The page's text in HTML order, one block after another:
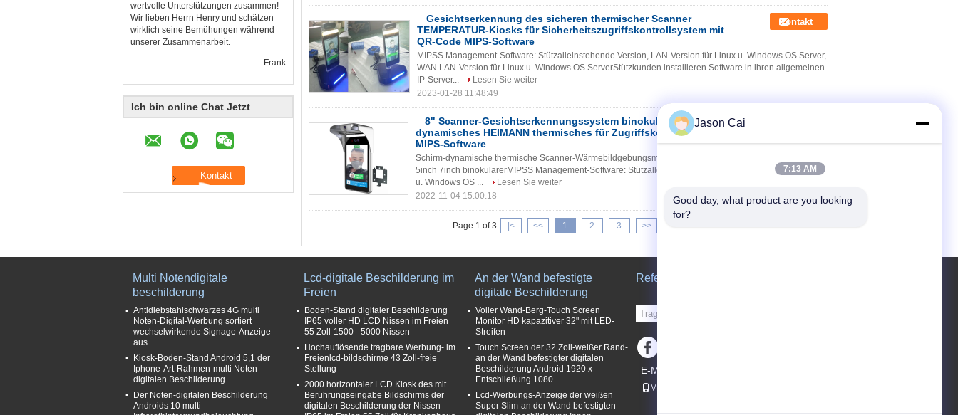
wertvolle Unterstützungen zusammen!
Wir lieben Herrn Henry und schätzen
wirklich seine Bemühungen während
unserer Zusammenarbeit.
—— Frank
Ich bin online Chat Jetzt
Gesichtserkennung des sicheren thermischer Scanner
TEMPERATUR-Kiosks für Sicherheitszugriffskontrollsystem mit
QR-Code MIPS-Software
Kontakt
MIPSS Management-Software: Stützalleinstehende Version, LAN-Version für Linux u. Windows OS Server,
WAN LAN-Version für Linux u. Windows OS ServerStützkunden installieren Software in ihren allgemeinen
IP-Server...
Lesen Sie weiter
2023-01-28 11:48:49
8" Scanner-Gesichtserkennungssystem binokulare Kamera LCD
dynamisches HEIMANN thermisches für Zugriffskontrolle mit
MIPS-Software
Schirm-dynamische thermische Scanner-Wärmebildgebungsmodul-Zugriffskontrollmaschine cameraLCD
5inch 7inch binokularerMIPSS Management-Software: Stützalleinstehende Version, LAN-Version für Linux
u. Windows OS ...
Lesen Sie weiter
2022-11-04 15:00:18
Page 1 of 3 |< << 1 2 3 >>
Multi Notendigitale
beschilderung
Antidiebstahlschwarzes 4G multi
Noten-Digital-Werbung sortiert
wechselwirkende Signage-Anzeige
aus
Kiosk-Boden-Stand Android 5,1 der
Iphone-Art-Rahmen-multi Noten-
digitalen Beschilderung
Der Noten-digitalen Beschilderung
Androids 10 multi
Lcd-digitale Beschilderung im
Freien
Boden-Stand digitaler Beschilderung
IP65 voller HD LCD Nissen im Freien
55 Zoll-1500 - 5000 Nissen
Hochauflösende tragbare Werbung- im
Freienlcd-bildschirme 43 Zoll-freie
Stellung
2000 horizontaler LCD Kiosk des mit
Berührungseingabe Bildschirms der
digitalen Beschilderung der Nissen-
An der Wand befestigte
digitale Beschilderung
Voller Wand-Berg-Touch Screen
Monitor HD kapazitiver 32" mit LED-
Streifen
Touch Screen der 32 Zoll-weißer Rand-
an der Wand befestigter digitalen
Beschilderung Android 1920 x
Entschließung 1080
Lcd-Werbungs-Anzeige der weißen
Super Slim-an der Wand befestigten
Referenzen
E-Mail
Mobile Seite
Jason Cai
7:13 AM
Good day, what product are you looking
for?